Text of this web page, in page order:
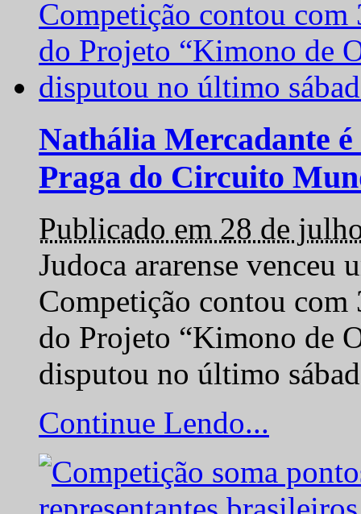
Nathália Mercadante
Praga do Circuito
Publicado em 28 de
Judoca ararense venceu
Competição contou com
do Projeto “Kimono de
disputou no último
Continue Lendo...